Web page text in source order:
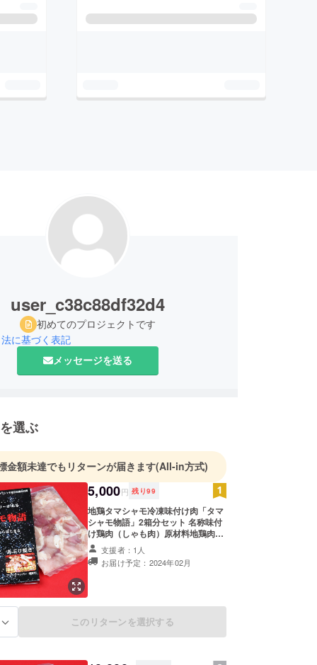
user_c38c88df32d4
初めてのプロジェクトです
に基づく表記
メッセージを送る
選ぶ
金額未達でもリターンが届きます(All-in方式)
5,000円 残り99
地鶏タマシャモ冷凍味付け肉「タマ
シャモ物語」2箱分セット 名称味付
け鶏肉（しゃも肉）原材料地鶏肉、
岩塩、ブラックペッパー、料理酒、
原材料原産地名埼玉県、内容量240
ｇ賞味期限保存方法、箱に記載 加
支援者：1人
お届け予定：2024年02月
このリターンを選択する